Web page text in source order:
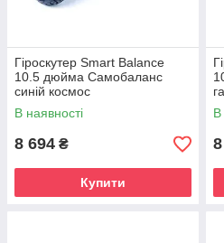
Гіроскутер Smart Balance
10.5 дюйма Самобаланс
синій космос
В наявності
8 694 ₴
Купити
В